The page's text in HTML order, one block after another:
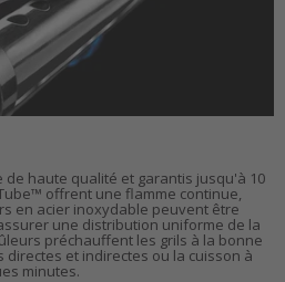
haute qualité et garantis jusqu'à 10
offrent une flamme continue,
en acier inoxydable peuvent être
une distribution uniforme de la
préchauffent les grils à la bonne
et indirectes ou la cuisson à
minutes.